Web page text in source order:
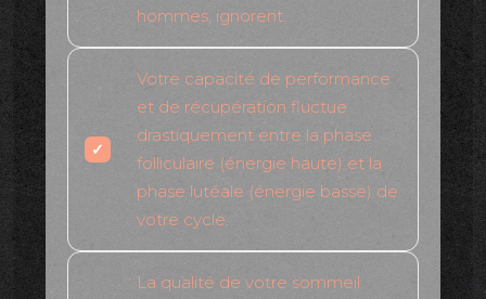
hommes, ignorent.
Votre capacité de performance
et de récupération fluctue
drastiquement entre la phase
folliculaire (énergie haute) et la
phase lutéale (énergie basse) de
votre cycle.
La qualité de votre sommeil